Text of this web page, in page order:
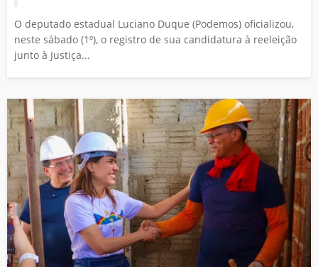
O deputado estadual Luciano Duque (Podemos) oficializou,
neste sábado (1º), o registro de sua candidatura à reeleição
junto à Justiça...